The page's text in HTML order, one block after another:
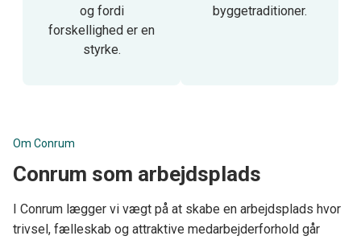
og fordi
forskellighed er en
styrke.
byggetraditioner.
Om Conrum
Conrum som arbejdsplads
I Conrum lægger vi vægt på at skabe en arbejdsplads hvor
trivsel, fælleskab og attraktive medarbejderforhold går